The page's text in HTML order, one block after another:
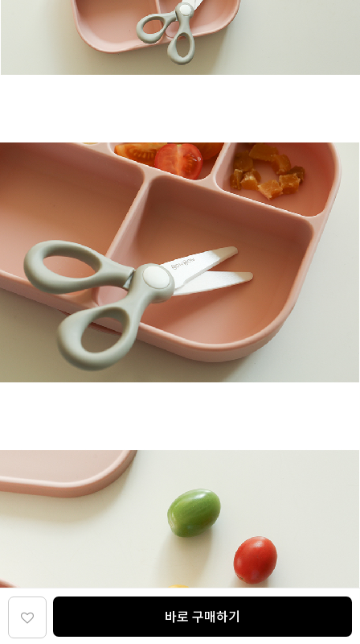
바로 구매하기